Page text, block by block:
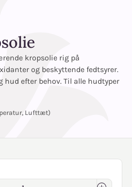
kropsolie rig på
og beskyttende fedtsyrer.
hud efter behov. Til alle hudtyper
Lufttæt)